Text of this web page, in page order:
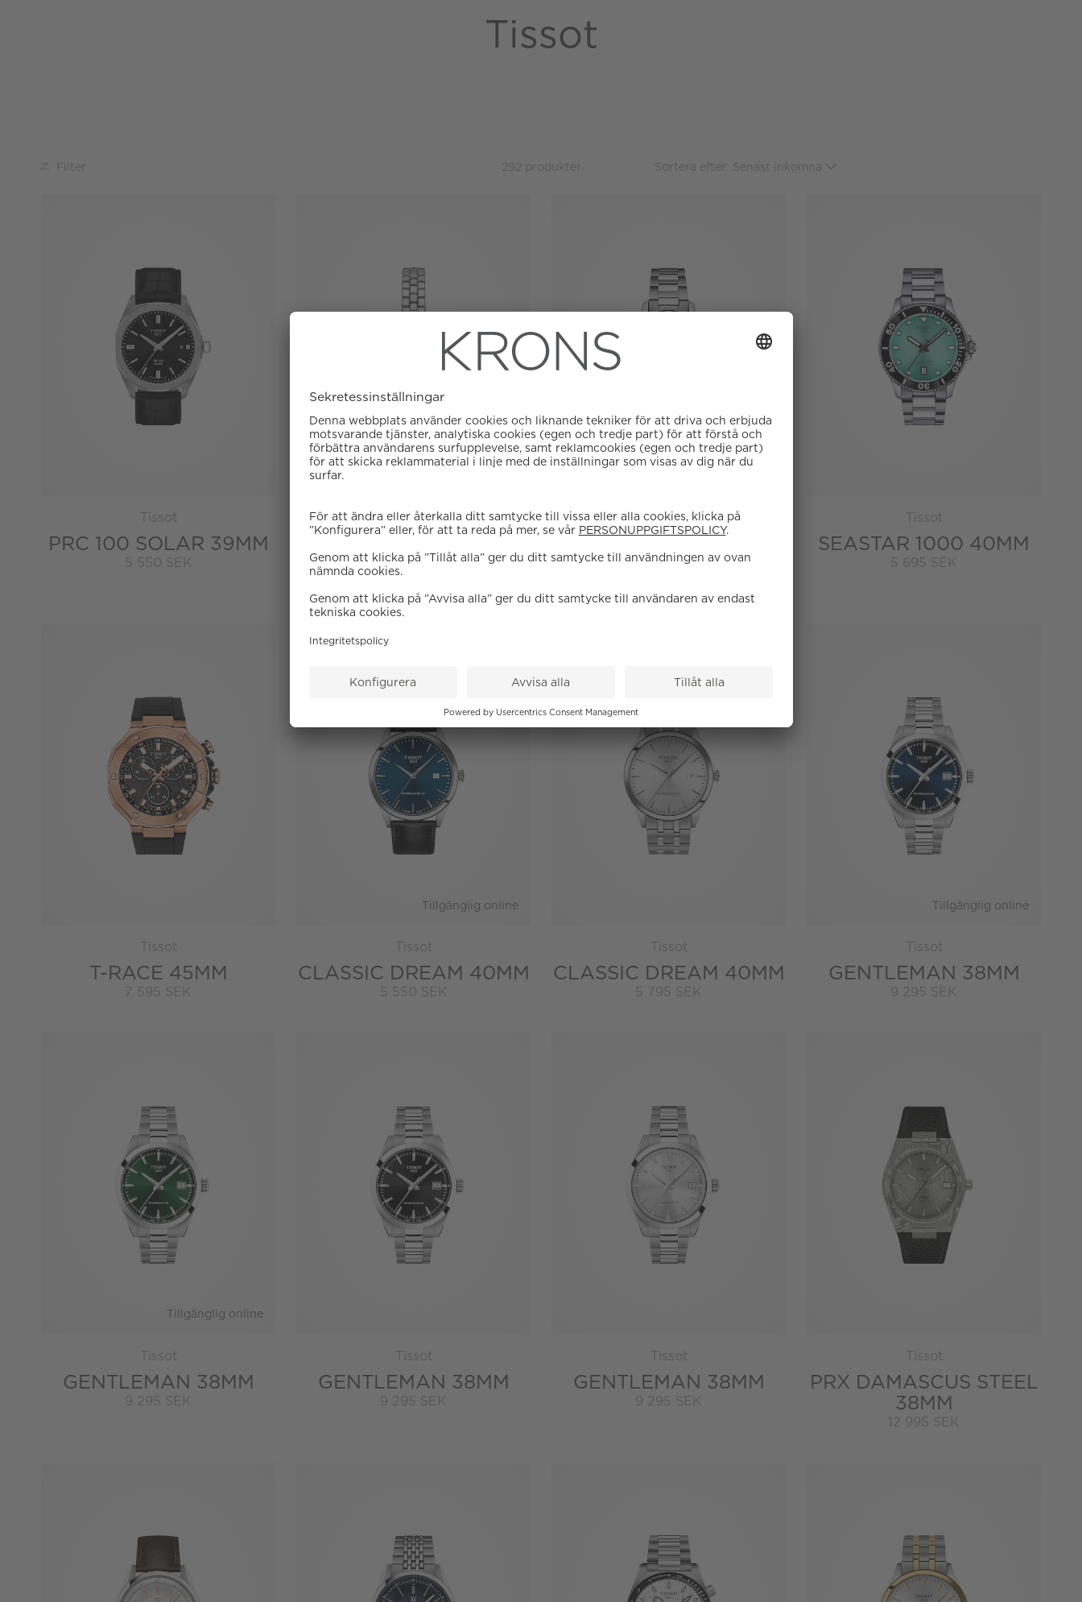
Tissot
Filter 292 produkter Sortera efter:
Tissot
PRC 100 SOLAR 39MM
5 550 SEK
Tissot
LOVELY SQUARE
20X20MM
Tissot
SEASTAR 1000 36MM
5 295 SEK
Tissot
SEASTAR 1000 40MM
5 695 SEK
Tissot
T-RACE 45MM
7 595 SEK
Tillgänglig online
Tissot
CLASSIC DREAM 40MM
5 550 SEK
Tissot
CLASSIC DREAM 40MM
5 795 SEK
Tillgänglig online
Tissot
GENTLEMAN 38MM
9 295 SEK
Tillgänglig online
Tissot
GENTLEMAN 38MM
9 295 SEK
Tissot
GENTLEMAN 38MM
9 295 SEK
Tissot
GENTLEMAN 38MM
9 295 SEK
Tissot
PRX DAMASCUS STEEL
38MM
12 995 SEK